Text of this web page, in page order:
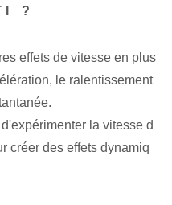
?
effets de vitesse en plus
le ralentissement
la vitesse d
créer des effets dynamiq